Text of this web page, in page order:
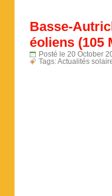
Basse-
éoliens (105
Posté le 20 October
Tags:Actualités